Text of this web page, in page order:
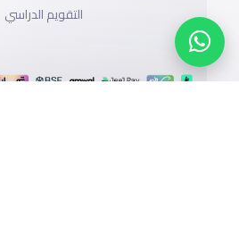
التقويم الدراسي